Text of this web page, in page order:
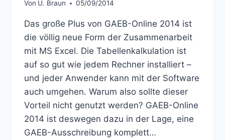
Von U. Braun 05/09/2014
Das große Plus von GAEB-Online 2014 ist
die völlig neue Form der Zusammenarbeit
mit MS Excel. Die Tabellenkalkulation ist
auf so gut wie jedem Rechner installiert –
und jeder Anwender kann mit der Software
auch umgehen. Warum also sollte dieser
Vorteil nicht genutzt werden? GAEB-Online
2014 ist deswegen dazu in der Lage, eine
GAEB-Ausschreibung komplett…